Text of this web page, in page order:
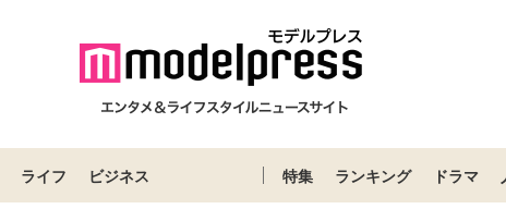
ライフ ビジネス 特集 ランキング ドラマ